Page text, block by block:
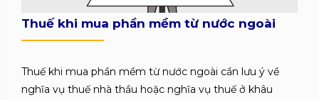
Thuế khi mua phần mềm từ nước ngoài
Thuế khi mua phần mềm từ nước ngoài cần lưu ý về
nghĩa vụ thuế nhà thầu hoặc nghĩa vụ thuế ở khâu